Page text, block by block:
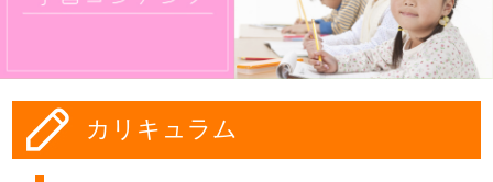
カリキュラム